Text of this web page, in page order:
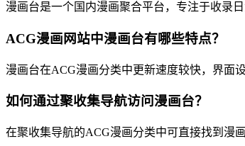
漫画台是一个国内漫画聚合平台，专注于收录
ACG漫画网站中漫画台有哪些特点？
漫画台在ACG漫画分类中更新速度较快，界面
如何通过聚收集导航访问漫画台？
在聚收集导航的ACG漫画分类中可直接找到漫